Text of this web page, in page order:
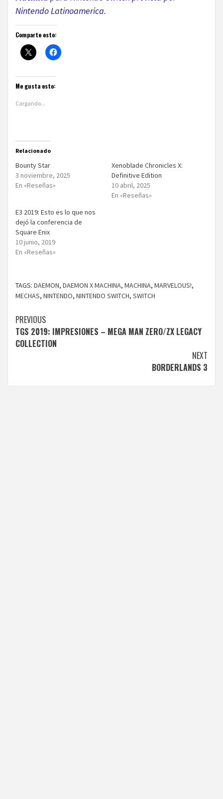
Nintendo Latinoamerica.
Comparte esto:
Me gusta esto:
Cargando...
Relacionado
Bounty Star
3 noviembre, 2025
En «Reseñas»
Xenoblade Chronicles X:
Definitive Edition
10 abril, 2025
En «Reseñas»
E3 2019: Esto es lo que nos
dejó la conferencia de
Square Enix
10 junio, 2019
En «Reseñas»
TAGS: DAEMON, DAEMON X MACHINA, MACHINA, MARVELOUS!,
MECHAS, NINTENDO, NINTENDO SWITCH, SWITCH
Continue
Reading
PREVIOUS
TGS 2019: IMPRESIONES – MEGA MAN ZERO/ZX LEGACY
COLLECTION
NEXT
BORDERLANDS 3